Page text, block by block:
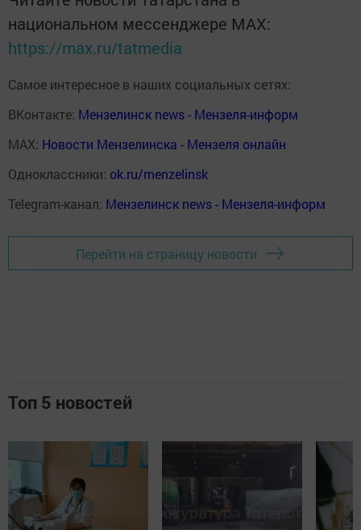
национальном мессенджере MАХ:
https://max.ru/tatmedia
Самое интересное в наших социальных сетях:
ВКонтакте: Мензелинск news - Мензеля-информ
MAX: Новости Мензелинска - Мензеля онлайн
Одноклассники: ok.ru/menzelinsk
Telegram-канал: Мензелинск news - Мензеля-информ
Перейти на страницу новости
Топ 5 новостей